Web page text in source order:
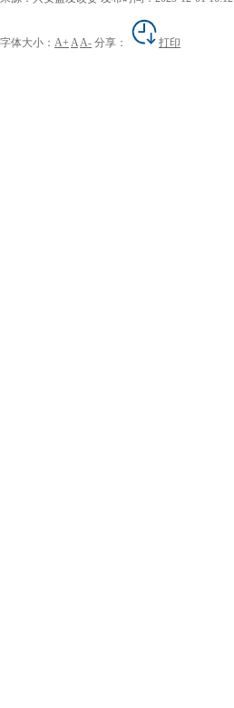
字体大小： A+ AA- 分享： 打印